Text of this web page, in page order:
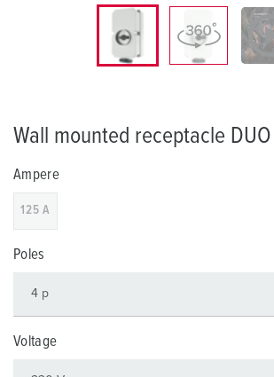
Wall mounted receptacle
Ampere
125 A
Poles
Voltage